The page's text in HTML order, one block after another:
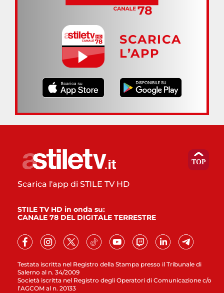
SCARICA
L’APP
Testata iscritta nel Registro della Stampa presso il Tribunale di
Salerno al n. 34/2009
Società iscritta nel Registro degli Operatori di Comunicazione c/o
l’AGCOM al n. 20133
Scarica l'app di STILE TV HD
STILE TV HD in onda su:
CANALE 78 DEL DIGITALE TERRESTRE